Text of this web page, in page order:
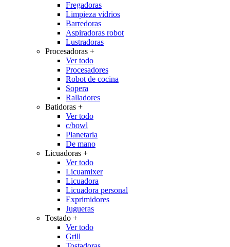
Fregadoras
Limpieza vidrios
Barredoras
Aspiradoras robot
Lustradoras
Procesadoras +
Ver todo
Procesadores
Robot de cocina
Sopera
Ralladores
Batidoras +
Ver todo
c/bowl
Planetaria
De mano
Licuadoras +
Ver todo
Licuamixer
Licuadora
Licuadora personal
Exprimidores
Jugueras
Tostado +
Ver todo
Grill